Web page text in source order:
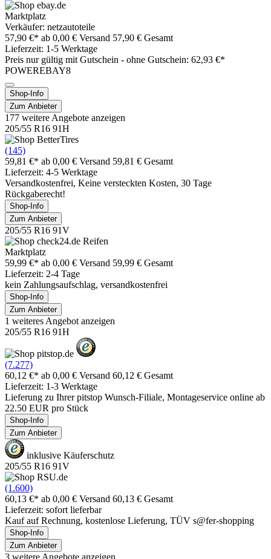
Marktplatz
Verkäufer: netzautoteile
57,90 €* ab 0,00 € Versand 57,90 € Gesamt
Lieferzeit: 1-5 Werktage
Preis nur gültig mit Gutschein - ohne Gutschein: 62,93 €*
POWEREBAY8
Shop-Info
Zum Anbieter
177 weitere Angebote anzeigen
205/55 R16 91H
(145)
59,81 €* ab 0,00 € Versand 59,81 € Gesamt
Lieferzeit: 4-5 Werktage
Versandkostenfrei, Keine versteckten Kosten, 30 Tage
Rückgaberecht!
Shop-Info
Zum Anbieter
205/55 R16 91V
Marktplatz
59,99 €* ab 0,00 € Versand 59,99 € Gesamt
Lieferzeit: 2-4 Tage
kein Zahlungsaufschlag, versandkostenfrei
Shop-Info
Zum Anbieter
1 weiteres Angebot anzeigen
205/55 R16 91H
(7.277)
60,12 €* ab 0,00 € Versand 60,12 € Gesamt
Lieferzeit: 1-3 Werktage
Lieferung zu Ihrer pitstop Wunsch-Filiale, Montageservice online ab
22.50 EUR pro Stück
Shop-Info
Zum Anbieter
inklusive Käuferschutz
205/55 R16 91V
(1.600)
60,13 €* ab 0,00 € Versand 60,13 € Gesamt
Lieferzeit: sofort lieferbar
Kauf auf Rechnung, kostenlose Lieferung, TÜV s@fer-shopping
Shop-Info
Zum Anbieter
3 weitere Angebote anzeigen